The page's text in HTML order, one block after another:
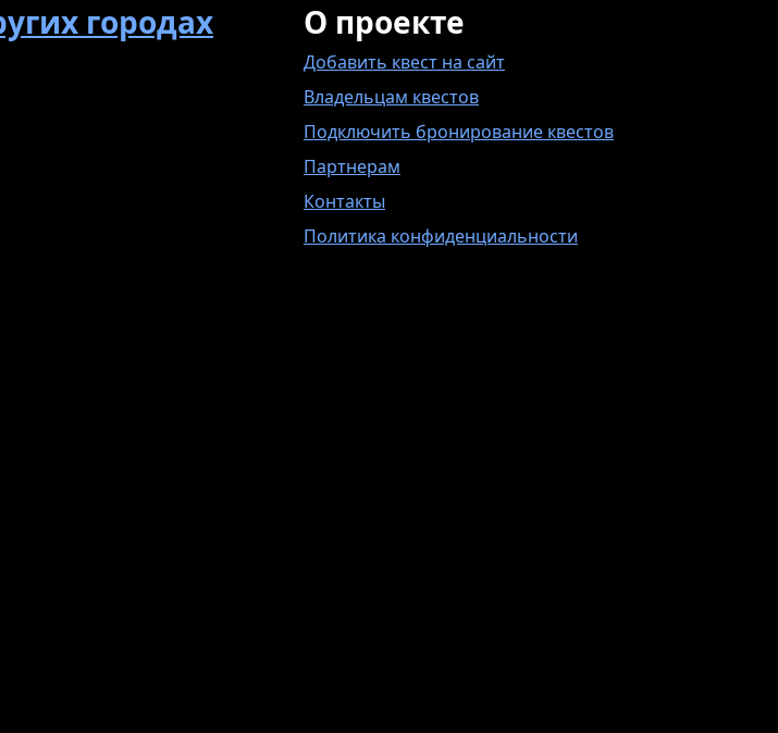
городах О проекте
Добавить квест на сайт
Владельцам квестов
Подключить бронирование квестов
Партнерам
Контакты
Политика конфиденциальности